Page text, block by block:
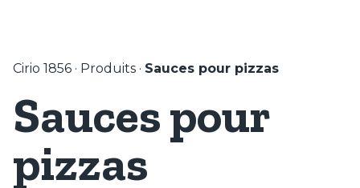
Cirio 1856 · Produits · Sauces pour pizzas
Sauces pour
pizzas